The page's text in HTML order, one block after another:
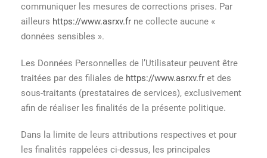
communiquer les mesures de corrections prises. Par
ailleurs https://www.asrxv.fr ne collecte aucune «
données sensibles ».
Les Données Personnelles de l’Utilisateur peuvent être
traitées par des filiales de https://www.asrxv.fr et des
sous-traitants (prestataires de services), exclusivement
afin de réaliser les finalités de la présente politique.
Dans la limite de leurs attributions respectives et pour
les finalités rappelées ci-dessus, les principales